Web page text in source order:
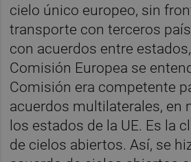
cielo único europeo, sin
transporte con terceros
con acuerdos entre
Comisión Europea se
Comisión era competente
acuerdos multilaterales, en
los estados de la UE. Es la
de cielos abiertos. Así, se